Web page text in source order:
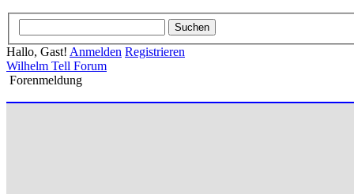
Hallo, Gast! Anmelden Registrieren
Wilhelm Tell Forum
Forenmeldung